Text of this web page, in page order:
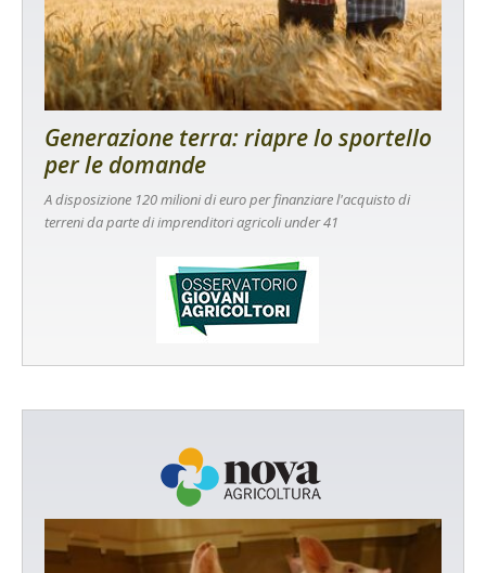
Generazione terra: riapre lo sportello
per le domande
A disposizione 120 milioni di euro per finanziare l'acquisto di
terreni da parte di imprenditori agricoli under 41